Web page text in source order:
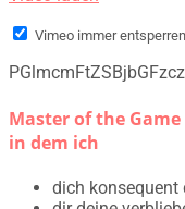
Vimeo immer entsperren
Master of the
in dem ich
dich konsequent